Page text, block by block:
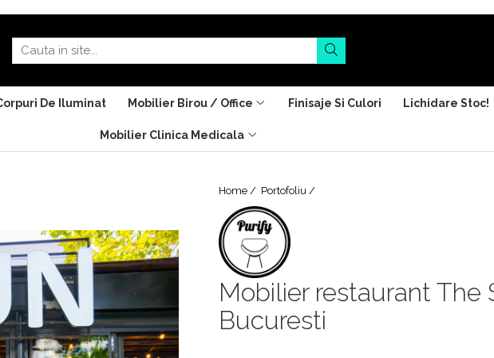
De Iluminat Mobilier Birou / Office Finisaje Si Culori Lichidare Stoc!
Mobilier Clinica Medicala
Home / Portofoliu /
Mobilier restaurant The
Bucuresti